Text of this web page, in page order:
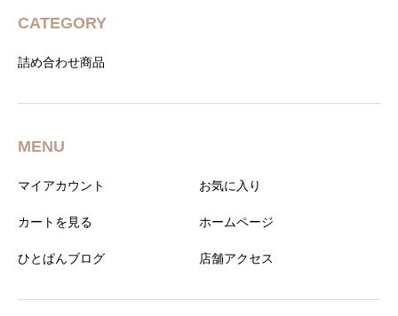
CATEGORY
詰め合わせ商品
MENU
マイアカウント お気に入り
カートを見る ホームページ
ひとぱんブログ 店舗アクセス